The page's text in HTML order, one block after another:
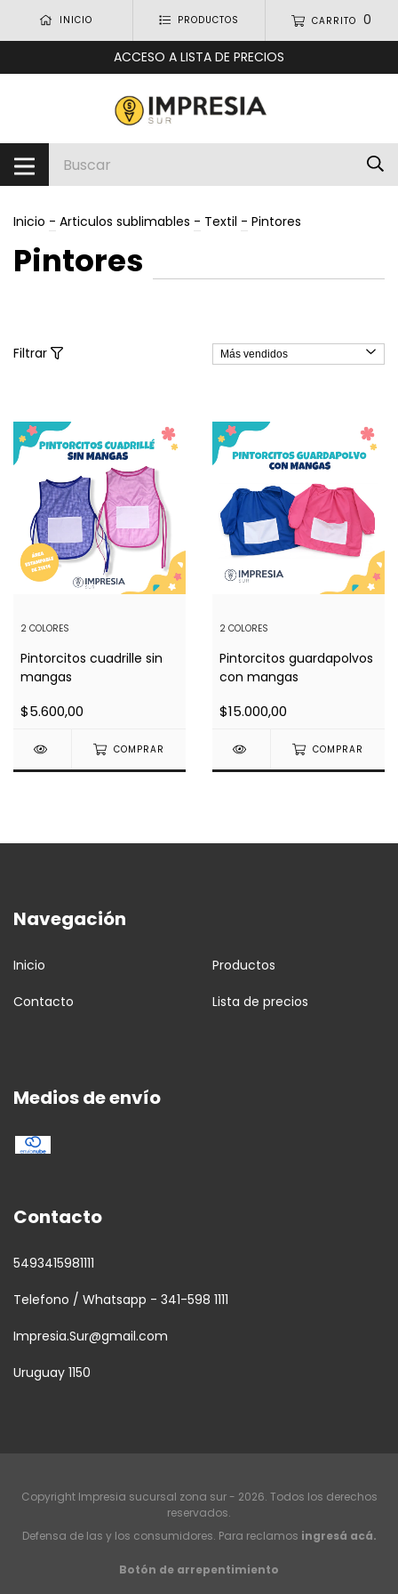
INICIO PRODUCTOS CARRITO 0
ACCESO A LISTA DE PRECIOS
Inicio - Articulos sublimables - Textil - Pintores
Pintores
Filtrar
2 COLORES
Pintorcitos cuadrille sin
mangas
$5.600,00
COMPRAR
2 COLORES
Pintorcitos guardapolvos
con mangas
$15.000,00
COMPRAR
Navegación
Inicio Productos
Contacto Lista de precios
Medios de envío
Contacto
5493415981111
Telefono / Whatsapp - 341-598 1111
Impresia.Sur@gmail.com
Uruguay 1150
Copyright Impresia sucursal zona sur - 2026. Todos los derechos
reservados.
Defensa de las y los consumidores. Para reclamos ingresá acá.
Botón de arrepentimiento